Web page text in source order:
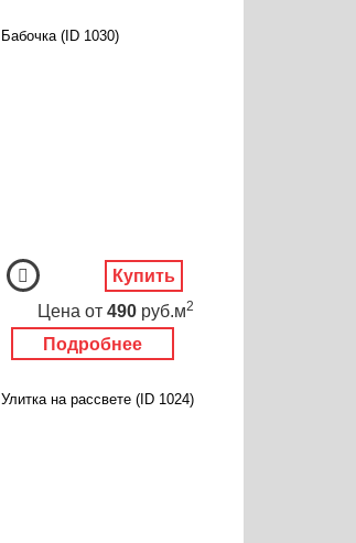
Бабочка (ID 1030)
Подробнее
Цена от 490 руб.м2
Купить
Улитка на рассвете (ID 1024)